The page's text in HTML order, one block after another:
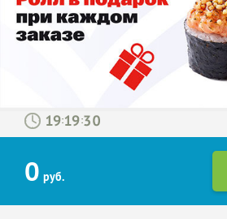
: :
0 руб.